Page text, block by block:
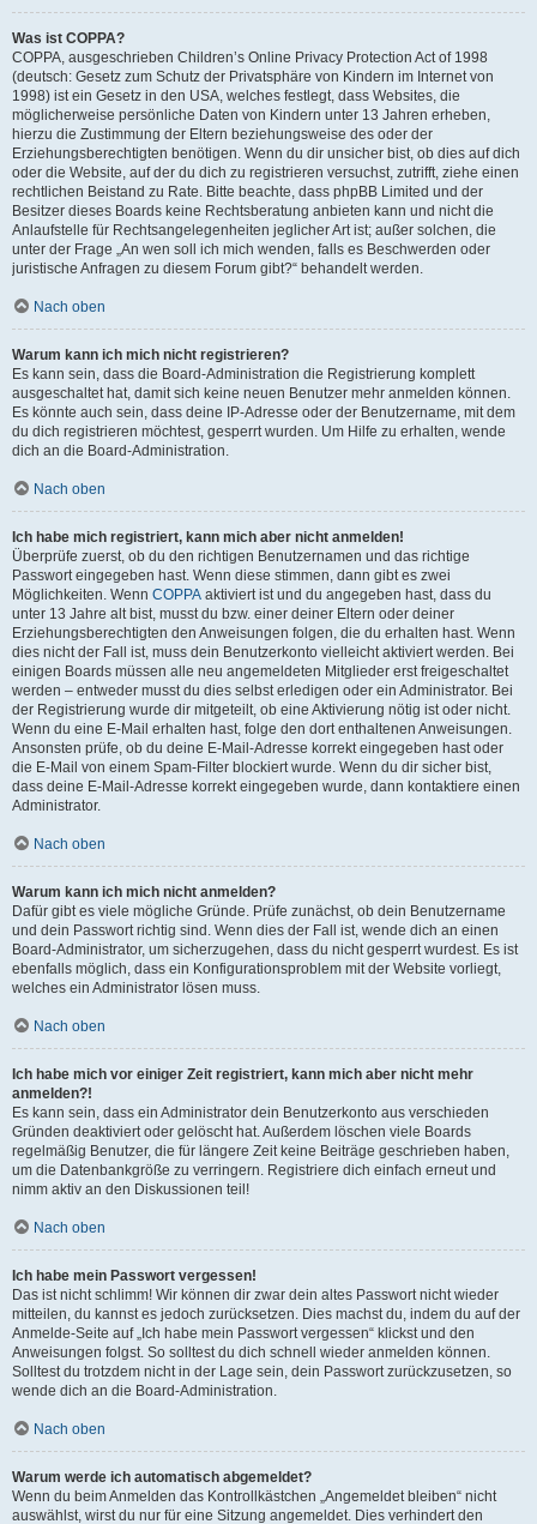
Was ist COPPA?
COPPA, ausgeschrieben Children’s Online Privacy Protection Act of 1998
(deutsch: Gesetz zum Schutz der Privatsphäre von Kindern im Internet von
1998) ist ein Gesetz in den USA, welches festlegt, dass Websites, die
möglicherweise persönliche Daten von Kindern unter 13 Jahren erheben,
hierzu die Zustimmung der Eltern beziehungsweise des oder der
Erziehungsberechtigten benötigen. Wenn du dir unsicher bist, ob dies auf dich
oder die Website, auf der du dich zu registrieren versuchst, zutrifft, ziehe einen
rechtlichen Beistand zu Rate. Bitte beachte, dass phpBB Limited und der
Besitzer dieses Boards keine Rechtsberatung anbieten kann und nicht die
Anlaufstelle für Rechtsangelegenheiten jeglicher Art ist; außer solchen, die
unter der Frage „An wen soll ich mich wenden, falls es Beschwerden oder
juristische Anfragen zu diesem Forum gibt?“ behandelt werden.
Nach oben
Warum kann ich mich nicht registrieren?
Es kann sein, dass die Board-Administration die Registrierung komplett
ausgeschaltet hat, damit sich keine neuen Benutzer mehr anmelden können.
Es könnte auch sein, dass deine IP-Adresse oder der Benutzername, mit dem
du dich registrieren möchtest, gesperrt wurden. Um Hilfe zu erhalten, wende
dich an die Board-Administration.
Nach oben
Ich habe mich registriert, kann mich aber nicht anmelden!
Überprüfe zuerst, ob du den richtigen Benutzernamen und das richtige
Passwort eingegeben hast. Wenn diese stimmen, dann gibt es zwei
Möglichkeiten. Wenn COPPA aktiviert ist und du angegeben hast, dass du
unter 13 Jahre alt bist, musst du bzw. einer deiner Eltern oder deiner
Erziehungsberechtigten den Anweisungen folgen, die du erhalten hast. Wenn
dies nicht der Fall ist, muss dein Benutzerkonto vielleicht aktiviert werden. Bei
einigen Boards müssen alle neu angemeldeten Mitglieder erst freigeschaltet
werden – entweder musst du dies selbst erledigen oder ein Administrator. Bei
der Registrierung wurde dir mitgeteilt, ob eine Aktivierung nötig ist oder nicht.
Wenn du eine E-Mail erhalten hast, folge den dort enthaltenen Anweisungen.
Ansonsten prüfe, ob du deine E-Mail-Adresse korrekt eingegeben hast oder
die E-Mail von einem Spam-Filter blockiert wurde. Wenn du dir sicher bist,
dass deine E-Mail-Adresse korrekt eingegeben wurde, dann kontaktiere einen
Administrator.
Nach oben
Warum kann ich mich nicht anmelden?
Dafür gibt es viele mögliche Gründe. Prüfe zunächst, ob dein Benutzername
und dein Passwort richtig sind. Wenn dies der Fall ist, wende dich an einen
Board-Administrator, um sicherzugehen, dass du nicht gesperrt wurdest. Es ist
ebenfalls möglich, dass ein Konfigurationsproblem mit der Website vorliegt,
welches ein Administrator lösen muss.
Nach oben
Ich habe mich vor einiger Zeit registriert, kann mich aber nicht mehr
anmelden?!
Es kann sein, dass ein Administrator dein Benutzerkonto aus verschieden
Gründen deaktiviert oder gelöscht hat. Außerdem löschen viele Boards
regelmäßig Benutzer, die für längere Zeit keine Beiträge geschrieben haben,
um die Datenbankgröße zu verringern. Registriere dich einfach erneut und
nimm aktiv an den Diskussionen teil!
Nach oben
Ich habe mein Passwort vergessen!
Das ist nicht schlimm! Wir können dir zwar dein altes Passwort nicht wieder
mitteilen, du kannst es jedoch zurücksetzen. Dies machst du, indem du auf der
Anmelde-Seite auf „Ich habe mein Passwort vergessen“ klickst und den
Anweisungen folgst. So solltest du dich schnell wieder anmelden können.
Solltest du trotzdem nicht in der Lage sein, dein Passwort zurückzusetzen, so
wende dich an die Board-Administration.
Nach oben
Warum werde ich automatisch abgemeldet?
Wenn du beim Anmelden das Kontrollkästchen „Angemeldet bleiben“ nicht
auswählst, wirst du nur für eine Sitzung angemeldet. Dies verhindert den